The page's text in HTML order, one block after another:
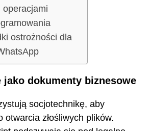
operacjami
ostrożności dla
jako dokumenty biznesowe
socjotechnikę, aby
otwarcia złośliwych plików.